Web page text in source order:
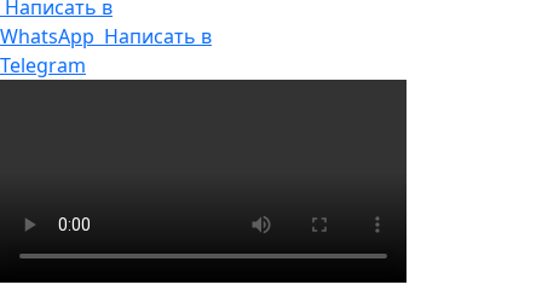
Написать в
WhatsApp Написать в
Telegram